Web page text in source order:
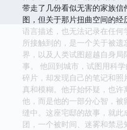
带走了几份看似无害的家族
图，但关于那片扭曲空间的
语言描述，也无法记录在任
所接触到的，是一个关于被
界，以及人类试图超越自身
事。 他回到城市，试图用科
碎片，却发现自己的笔记和
真和模糊。他开始怀疑，也许
他，而是他的一部分心智，被
缝中。这座宅邸的故事，就此
团，一个被时间、迷雾和禁忌